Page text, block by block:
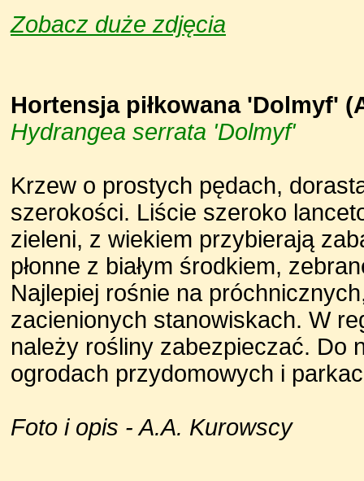
Zobacz duże zdjęcia
Hortensja piłkowana 'Dolmyf'
Hydrangea serrata 'Dolmyf'
Krzew o prostych pędach,
szerokości. Liście szeroko
zieleni, z wiekiem przybierają
płonne z białym środkiem,
Najlepiej rośnie na
zacienionych stanowiskach. W
należy rośliny zabezpieczać. Do
ogrodach przydomowych i
Foto i opis - A.A. Kurowscy